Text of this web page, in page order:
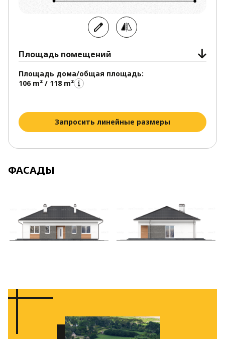
Площадь помещений
Площадь дома/общая площадь:
106 m² / 118 m²
Запросить линейные размеры
ФАСАДЫ